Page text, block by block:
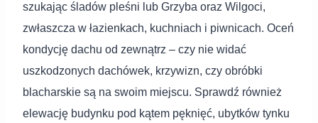
szukając śladów pleśni lub Grzyba oraz Wilgoci,
zwłaszcza w łazienkach, kuchniach i piwnicach. Oceń
kondycję dachu od zewnątrz – czy nie widać
uszkodzonych dachówek, krzywizn, czy obróbki
blacharskie są na swoim miejscu. Sprawdź również
elewację budynku pod kątem pęknięć, ubytków tynku